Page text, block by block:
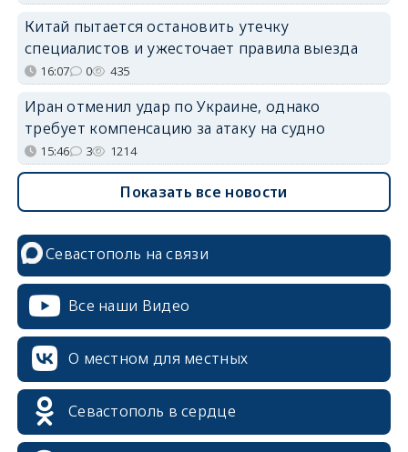
Китай пытается остановить утечку
специалистов и ужесточает правила выезда
16:07 0 435
Иран отменил удар по Украине, однако
требует компенсацию за атаку на судно
15:46 3 1214
Показать все новости
Севастополь на связи
Все наши Видео
О местном для местных
Севастополь в сердце